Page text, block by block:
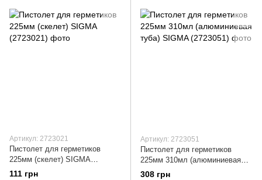
Артикул: 2723021
Пистолет для герметиков
225мм (скелет) SIGMA
(2723021)
111 грн
Артикул: 2723051
Пистолет для герметиков
225мм 310мл (алюминиевая
туба) SIGMA (2723051)
308 грн